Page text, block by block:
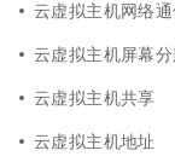
云虚拟主机网络
云虚拟主机屏幕
云虚拟主机共享
云虚拟主机地址